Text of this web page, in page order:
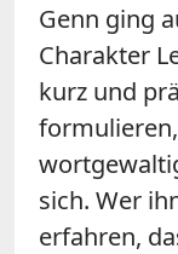
Genn ging
Charakter
kurz und
sich. Wer
erfahren,